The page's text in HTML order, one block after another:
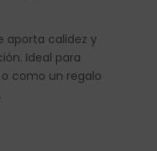
aporta calidez y
Ideal para
como un regalo